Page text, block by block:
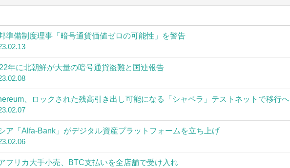
準備制度理事「暗号通貨価値ゼロの可能性」を警告
年に北朝鮮が大量の暗号通貨盗難と国連報告
、ロックされた残高引き出し可能になる「シャペラ」テストネットで移行へ
ア「Alfa-Bank」がデジタル資産プラットフォームを立ち上げ
フリカ大手小売、BTC支払いを全店舗で受け入れ